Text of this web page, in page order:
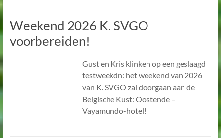
Weekend 2026 K. SVGO
voorbereiden!
Gust en Kris klinken op een geslaagd
testweekdn: het weekend van 2026
van K. SVGO zal doorgaan aan de
Belgische Kust: Oostende –
Vayamundo-hotel!